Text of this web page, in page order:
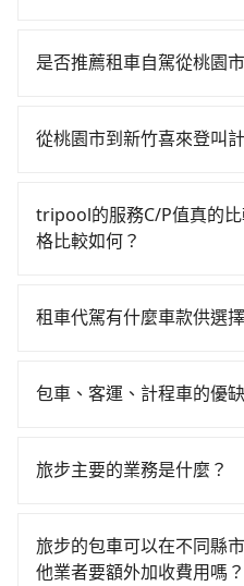
費時、轉車麻煩！桃園-新
近的桃園高鐵站，叫一輛
高鐵從桃園站前往新竹高
分鐘出站，最後再根據距
每人花費為230元。但如
資，而且更會額外浪費5分
用。
是否推薦租車自駕從桃園
可能不小。租車公司一般
$4,500，油錢（每公里約3
元）、路邊停車（每小時
就是需要一次租用多天，
從桃園市到新竹喜來登叫
灣大車隊、Uber、Line
到車，也可考慮打電話至
預約tripool可省高達$800
以上，無論在價格或服務
tripool的服務C/P值真的
格比較如何？
市場上稍具規模且合法經
KKDAY、KLOOK、叫車
高效的車輛調度能力，能
租車代駕有什麼車款供選
型車為主，車款品牌以豐
車，百分百無菸車，乘客
包車、客運、計程車的優
上、下車，不需與旅客共
行車路線可能不太頻繁。
不必擔心停車位的問題。
旅步主要的業務是什麼？
務，依據旅客的需求來安
格試算，價格清楚透明且沒
旅步的包車可以在不同縣
他業者要額外加收費用嗎？